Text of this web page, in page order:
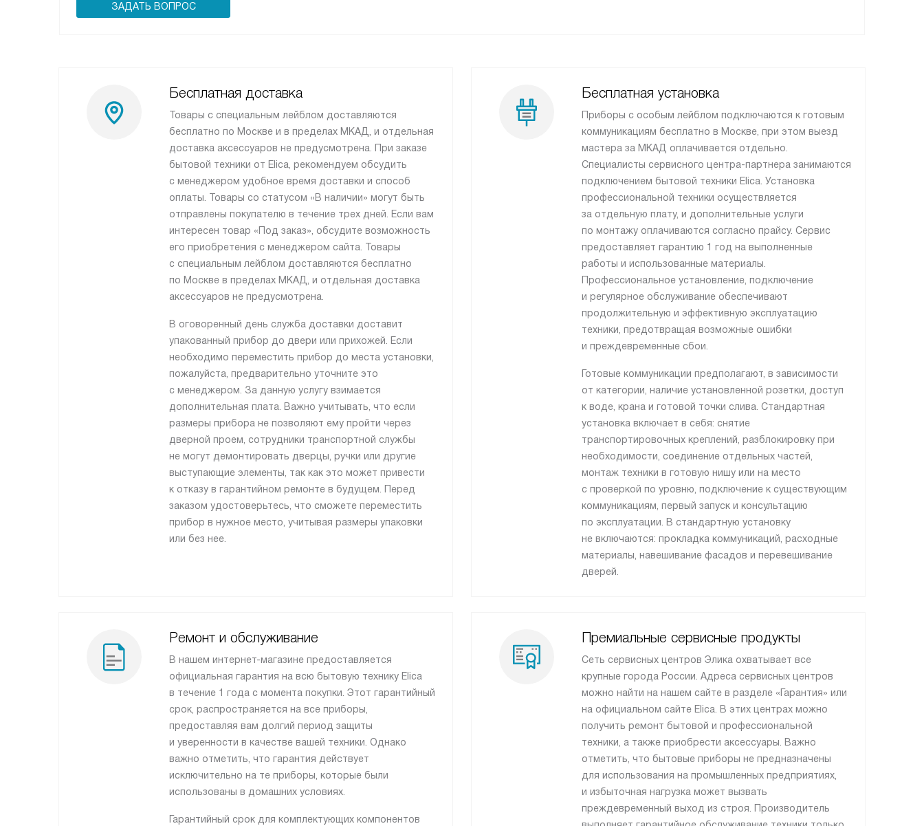
ЗАДАТЬ ВОПРОС
Бесплатная доставка
Товары с специальным лейблом доставляются
бесплатно по Москве и в пределах МКАД, и отдельная
доставка аксессуаров не предусмотрена. При заказе
бытовой техники от Elica, рекомендуем обсудить
с менеджером удобное время доставки и способ
оплаты. Товары со статусом «В наличии» могут быть
отправлены покупателю в течение трех дней. Если вам
интересен товар «Под заказ», обсудите возможность
его приобретения с менеджером сайта. Товары
с специальным лейблом доставляются бесплатно
по Москве в пределах МКАД, и отдельная доставка
аксессуаров не предусмотрена.
В оговоренный день служба доставки доставит
упакованный прибор до двери или прихожей. Если
необходимо переместить прибор до места установки,
пожалуйста, предварительно уточните это
с менеджером. За данную услугу взимается
дополнительная плата. Важно учитывать, что если
размеры прибора не позволяют ему пройти через
дверной проем, сотрудники транспортной службы
не могут демонтировать дверцы, ручки или другие
выступающие элементы, так как это может привести
к отказу в гарантийном ремонте в будущем. Перед
заказом удостоверьтесь, что сможете переместить
прибор в нужное место, учитывая размеры упаковки
или без нее.
Бесплатная установка
Приборы с особым лейблом подключаются к готовым
коммуникациям бесплатно в Москве, при этом выезд
мастера за МКАД оплачивается отдельно.
Специалисты сервисного центра-партнера занимаются
подключением бытовой техники Elica. Установка
профессиональной техники осуществляется
за отдельную плату, и дополнительные услуги
по монтажу оплачиваются согласно прайсу. Сервис
предоставляет гарантию 1 год на выполненные
работы и использованные материалы.
Профессиональное установление, подключение
и регулярное обслуживание обеспечивают
продолжительную и эффективную эксплуатацию
техники, предотвращая возможные ошибки
и преждевременные сбои.
Готовые коммуникации предполагают, в зависимости
от категории, наличие установленной розетки, доступ
к воде, крана и готовой точки слива. Стандартная
установка включает в себя: снятие
транспортировочных креплений, разблокировку при
необходимости, соединение отдельных частей,
монтаж техники в готовую нишу или на место
с проверкой по уровню, подключение к существующим
коммуникациям, первый запуск и консультацию
по эксплуатации. В стандартную установку
не включаются: прокладка коммуникаций, расходные
материалы, навешивание фасадов и перевешивание
дверей.
Ремонт и обслуживание
В нашем интернет-магазине предоставляется
официальная гарантия на всю бытовую технику Elica
в течение 1 года с момента покупки. Этот гарантийный
срок, распространяется на все приборы,
предоставляя вам долгий период защиты
и уверенности в качестве вашей техники. Однако
важно отметить, что гарантия действует
исключительно на те приборы, которые были
использованы в домашних условиях.
Гарантийный срок для комплектующих компонентов
Премиальные сервисные продукты
Сеть сервисных центров Элика охватывает все
крупные города России. Адреса сервисных центров
можно найти на нашем сайте в разделе «Гарантия» или
на официальном сайте Elica. В этих центрах можно
получить ремонт бытовой и профессиональной
техники, а также приобрести аксессуары. Важно
отметить, что бытовые приборы не предназначены
для использования на промышленных предприятиях,
и избыточная нагрузка может вызвать
преждевременный выход из строя. Производитель